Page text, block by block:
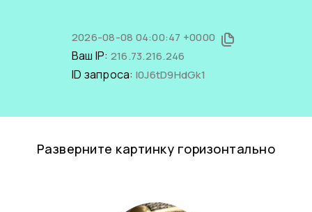
2026-08-08 04:00:47 +0000
Ваш IP: 216.73.216.246
ID запроса: l0J6tD9HdGk1
Разверните картинку горизонтально